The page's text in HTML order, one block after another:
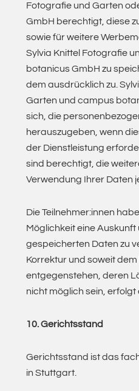
Fotografie und Garten
GmbH berechtigt, diese
sowie für weitere
Sylvia Knittel Fotografie
botanicus GmbH zu
dem ausdrücklich zu.
Garten und campus
sich, die
herauszugeben, wenn
der Dienstleistung
sind berechtigt, die
Verwendung Ihrer Daten
Die Teilnehmer:innen
Möglichkeit eine Auskunft
gespeicherten Daten zu
Korrektur und soweit
entgegenstehen, deren
nicht möglich sein, erfolgt
10. Gerichtsstand
Gerichtsstand ist das
in Stuttgart.